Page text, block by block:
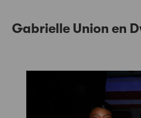
Gabrielle Union en